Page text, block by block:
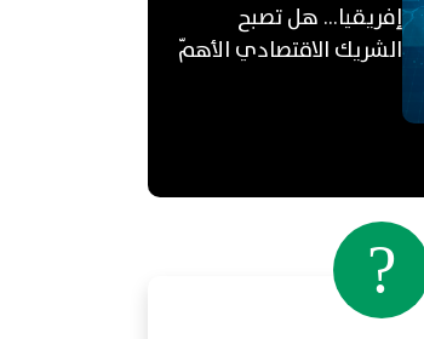
إفريقيا... هل تصبح
الشريك الاقتصادي الأهمّ
?